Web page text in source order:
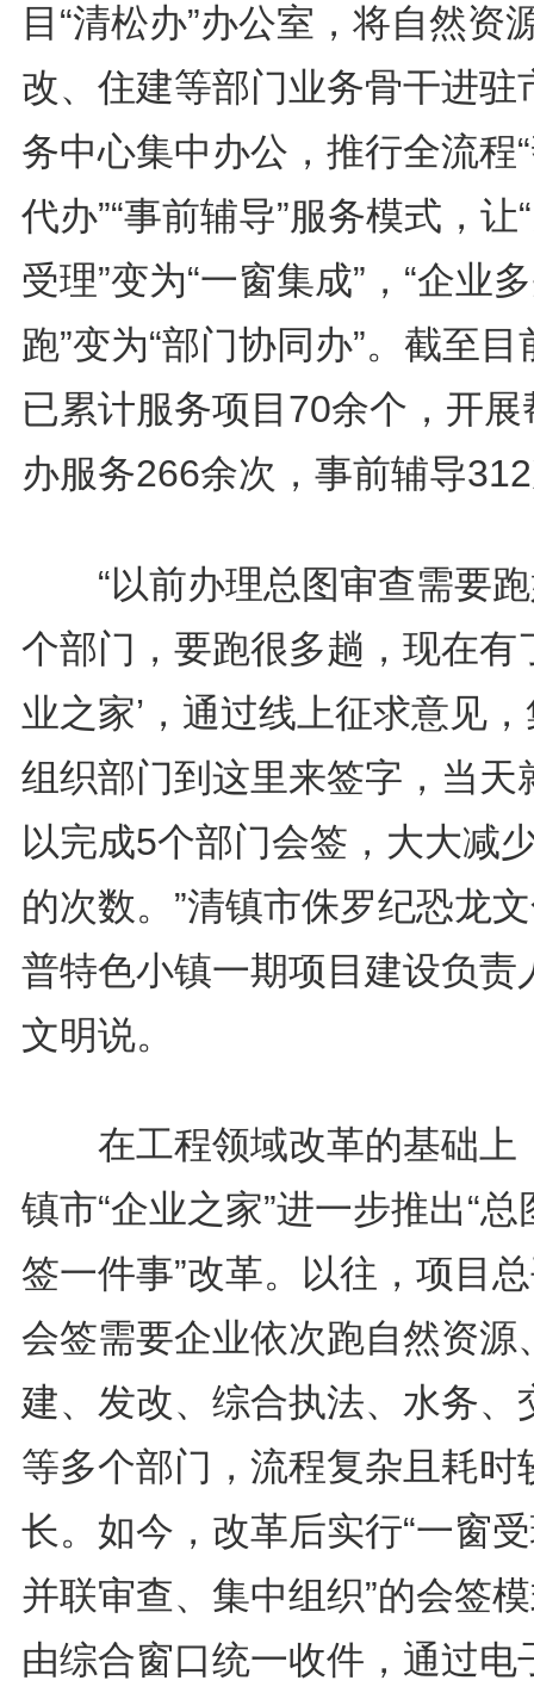
目“清松办”办公室，将自然资
改、住建等部门业务骨干进驻
务中心集中办公，推行全流程
代办”“事前辅导”服务模式，让
受理”变为“一窗集成”，“企业
跑”变为“部门协同办”。截至目
已累计服务项目70余个，开展
办服务266余次，事前辅导
“以前办理总图审查需要跑
个部门，要跑很多趟，现在有
业之家’，通过线上征求意见
组织部门到这里来签字，当天
以完成5个部门会签，大大减
的次数。”清镇市侏罗纪恐龙
普特色小镇一期项目建设负责
文明说。
在工程领域改革的基础上
镇市“企业之家”进一步推出“总
签一件事”改革。以往，项目
会签需要企业依次跑自然资源
建、发改、综合执法、水务、
等多个部门，流程复杂且耗时
长。如今，改革后实行“一窗
并联审查、集中组织”的会签
由综合窗口统一收件，通过电